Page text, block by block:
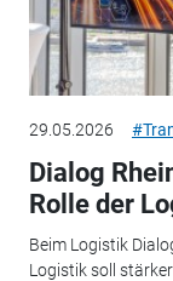
29.05.2026
Dialog
Rolle der
Beim Logistik
Logistik soll